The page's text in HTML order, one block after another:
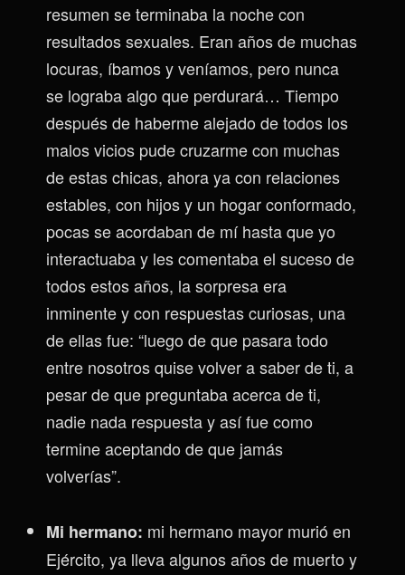
resumen se terminaba la noche con
resultados sexuales. Eran años de muchas
locuras, íbamos y veníamos, pero nunca
se lograba algo que perdurará… Tiempo
después de haberme alejado de todos los
malos vicios pude cruzarme con muchas
de estas chicas, ahora ya con relaciones
estables, con hijos y un hogar conformado,
pocas se acordaban de mí hasta que yo
interactuaba y les comentaba el suceso de
todos estos años, la sorpresa era
inminente y con respuestas curiosas, una
de ellas fue: “luego de que pasara todo
entre nosotros quise volver a saber de ti, a
pesar de que preguntaba acerca de ti,
nadie nada respuesta y así fue como
termine aceptando de que jamás
volverías”.
Mi hermano: mi hermano mayor murió en
Ejército, ya lleva algunos años de muerto y